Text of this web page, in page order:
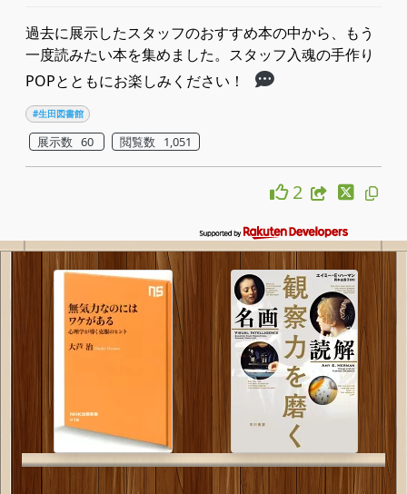
過去に展示したスタッフのおすすめ本の中から、もう
一度読みたい本を集めました。スタッフ入魂の手作り
POPとともにお楽しみください！
#生田図書館
展示数 60 閲覧数 1,051
2